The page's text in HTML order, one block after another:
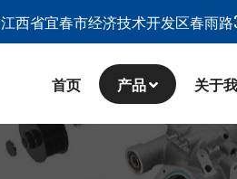
江西省宜春市经济技术开发区春雨路
首页 产品 关于